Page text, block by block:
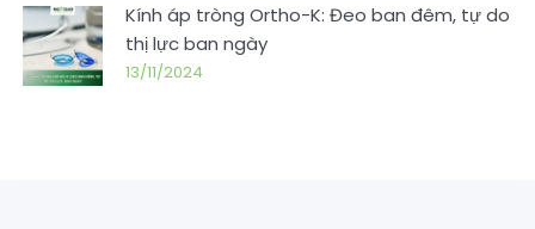
Kính áp tròng Ortho-K: Đeo ban đêm, tự do
thị lực ban ngày
13/11/2024